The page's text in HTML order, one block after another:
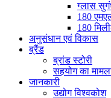
ग्लास
180
180
अनुसंधान एवं विकास
ब्रैंड
ब्रांड स्टोरी
सहयोग का
जानकारी
उद्योग विश्वकोश